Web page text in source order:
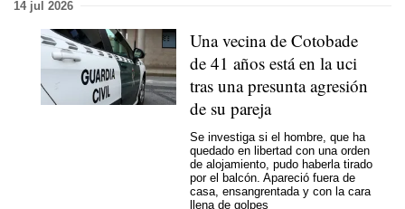
14 jul 2026
Una vecina de Cotobade
de 41 años está en la uci
tras una presunta agresión
de su pareja
Se investiga si el hombre, que ha
quedado en libertad con una orden
de alojamiento, pudo haberla tirado
por el balcón. Apareció fuera de
casa, ensangrentada y con la cara
llena de golpes